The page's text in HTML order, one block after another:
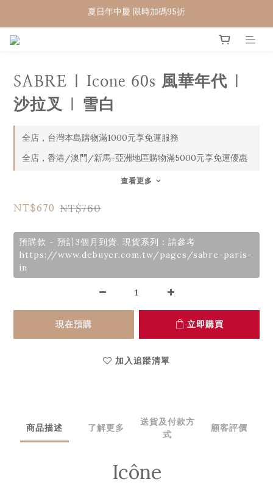
WELCOME 🇨🇵  法國畢耶餐廚
WELCOME 🇨🇵  法國畢耶餐廚
SABRE | Icone 60s 風華年代 |
沙拉叉 | 雪白
全店，台灣本島購物滿1000元享免運服務
全店，香港/澳門/新馬-亞洲地區購物滿5000元享免運優惠
查看更多
NT$670 NT$760
預購款 - 預計3個月到貨. 現貨系列：請參考
https://www.debuyer.com.tw/pages/sabre-paris-
in
現在預購 立即購買
加入追蹤清單
商品描述 了解更多
送貨及付款方
式
顧客評價
Icône